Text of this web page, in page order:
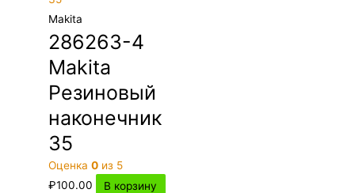
Makita
286263-4
Makita
Резиновый
наконечник
35
Оценка0 из 5
₽100.00 В корзину